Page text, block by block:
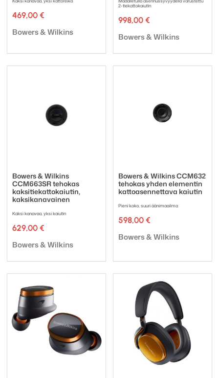
469,00 €
Tuotemerkki:
Bowers & Wilkins
2-tiekattokaiutin
998,00 €
Tuotemerkki:
Bowers & Wilkins
Bowers & Wilkins
CCM663SR tehokas
kaksitiekattokaiutin,
kaksikanavainen
Kaksi kanavaa, yksi kaiutin
629,00 €
Tuotemerkki:
Bowers & Wilkins
Bowers & Wilkins CCM632
tehokas yhden elementin
kattoasennettava kaiutin
Pieni koko, suuri äänimaailma
598,00 €
Tuotemerkki:
Bowers & Wilkins